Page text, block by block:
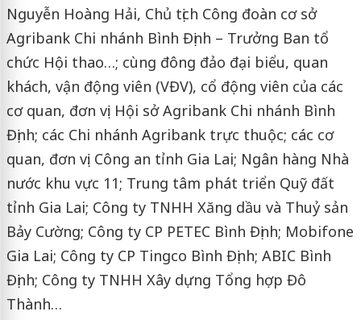
Nguyễn Hoàng Hải, Chủ tịch Công đoàn cơ sở
Agribank Chi nhánh Bình Định – Trưởng Ban tổ
chức Hội thao…; cùng đông đảo đại biểu, quan
khách, vận động viên (VĐV), cổ động viên của các
cơ quan, đơn vị: Hội sở Agribank Chi nhánh Bình
Định; các Chi nhánh Agribank trực thuộc; các cơ
quan, đơn vị: Công an tỉnh Gia Lai; Ngân hàng Nhà
nước khu vực 11; Trung tâm phát triển Quỹ đất
tỉnh Gia Lai; Công ty TNHH Xăng dầu và Thuỷ sản
Bảy Cường; Công ty CP PETEC Bình Định; Mobifone
Gia Lai; Công ty CP Tingco Bình Định; ABIC Bình
Định; Công ty TNHH Xây dựng Tổng hợp Đô
Thành…